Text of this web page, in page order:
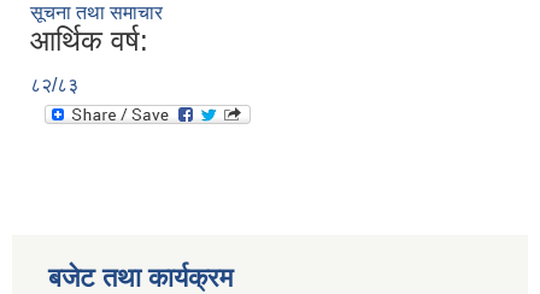
सूचना तथा समाचार
आर्थिक वर्ष:
८२/८३
बजेट तथा कार्यक्रम